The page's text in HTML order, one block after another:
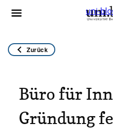
uni-
Zurück
Büro für
Gründung